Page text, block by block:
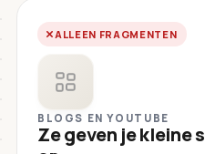
ALLEEN FRAGMENTEN
BLOGS EN YOUTUBE
Ze geven je kleine